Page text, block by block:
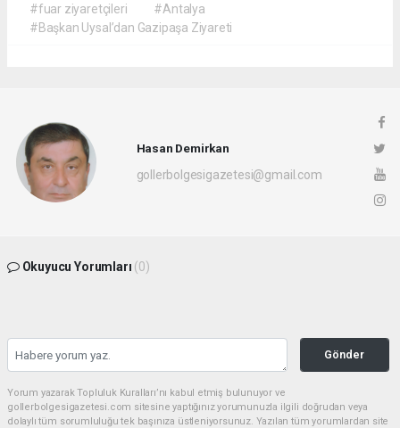
#fuar ziyaretçileri
#Antalya
#Başkan Uysal’dan Gazipaşa Ziyareti
Hasan Demirkan
gollerbolgesigazetesi@gmail.com
Okuyucu Yorumları (0)
Gönder
Yorum yazarak Topluluk Kuralları’nı kabul etmiş bulunuyor ve
gollerbolgesigazetesi.com sitesine yaptığınız yorumunuzla ilgili doğrudan veya
dolaylı tüm sorumluluğu tek başınıza üstleniyorsunuz. Yazılan tüm yorumlardan site